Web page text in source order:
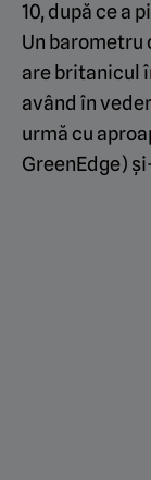
10, după ce a
Un barometru
are britanicul
având în
urmă cu
GreenEdge)